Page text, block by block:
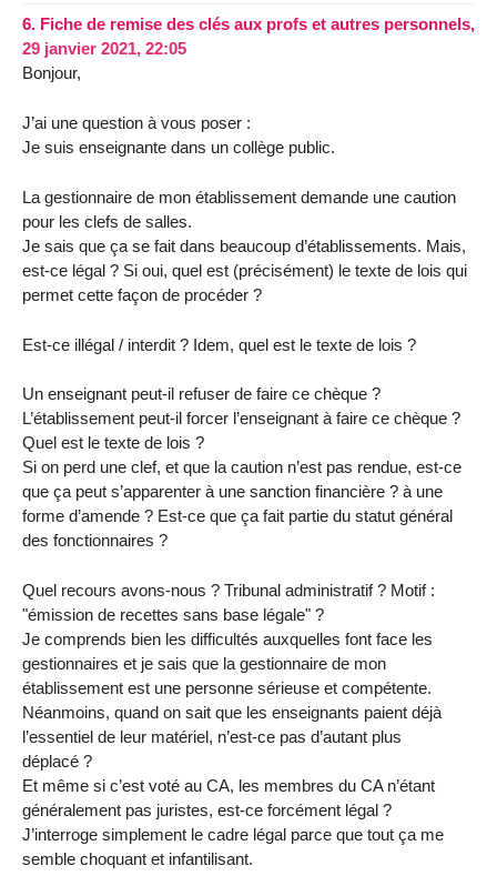
6. Fiche de remise des clés aux profs et autres personnels,
29 janvier 2021, 22:05
Bonjour,
J’ai une question à vous poser :
Je suis enseignante dans un collège public.
La gestionnaire de mon établissement demande une caution
pour les clefs de salles.
Je sais que ça se fait dans beaucoup d’établissements. Mais,
est-ce légal ? Si oui, quel est (précisément) le texte de lois qui
permet cette façon de procéder ?
Est-ce illégal / interdit ? Idem, quel est le texte de lois ?
Un enseignant peut-il refuser de faire ce chèque ?
L’établissement peut-il forcer l’enseignant à faire ce chèque ?
Quel est le texte de lois ?
Si on perd une clef, et que la caution n’est pas rendue, est-ce
que ça peut s’apparenter à une sanction financière ? à une
forme d’amende ? Est-ce que ça fait partie du statut général
des fonctionnaires ?
Quel recours avons-nous ? Tribunal administratif ? Motif :
"émission de recettes sans base légale" ?
Je comprends bien les difficultés auxquelles font face les
gestionnaires et je sais que la gestionnaire de mon
établissement est une personne sérieuse et compétente.
Néanmoins, quand on sait que les enseignants paient déjà
l’essentiel de leur matériel, n’est-ce pas d’autant plus
déplacé ?
Et même si c’est voté au CA, les membres du CA n’étant
généralement pas juristes, est-ce forcément légal ?
J’interroge simplement le cadre légal parce que tout ça me
semble choquant et infantilisant.